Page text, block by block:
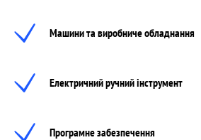
Машини та виробниче обладнання
Електричний ручний інструмент
Програмне забезпечення